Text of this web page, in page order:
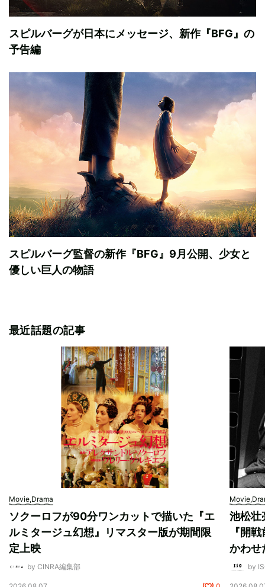
スピルバーグが日本にメッセージ、新作『BFG』の
予告編
スピルバーグ監督の新作『BFG』9月公開、少女と
優しい巨人の物語
最近話題の記事
Movie,Drama
ソクーロフが90分ワンカットで描いた『エ
ルミタージュ幻想』リマスター版が期間限
定上映
by CINRA編集部
池松壮
『開
かわせ
by